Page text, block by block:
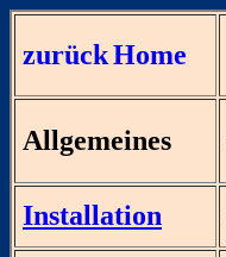
zurückHome
Allgemeines
Installation